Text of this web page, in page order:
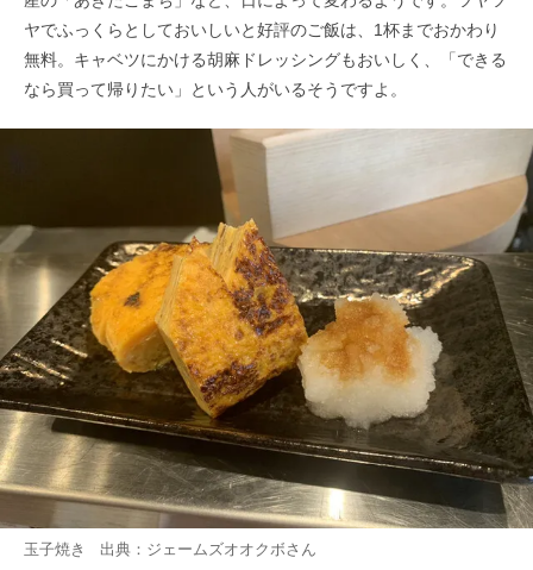
ヤでふっくらとしておいしいと好評のご飯は、1杯までおかわり
無料。キャベツにかける胡麻ドレッシングもおいしく、「できる
なら買って帰りたい」という人がいるそうですよ。
玉子焼き 出典： ジェームズオオクボさん